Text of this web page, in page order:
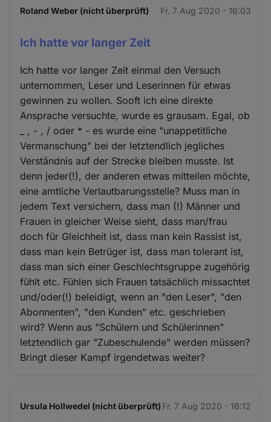
Roland Weber (nicht überprüft) Fr. 7 Aug 2020 - 16:03
Ich hatte vor langer Zeit
Ich hatte vor langer Zeit einmal den Versuch
unternommen, Leser und Leserinnen für etwas
gewinnen zu wollen. Sooft ich eine direkte
Ansprache versuchte, wurde es grausam. Egal, ob
_ , - , / oder * - es wurde eine "unappetitliche
Vermanschung" bei der letztendlich jegliches
Verständnis auf der Strecke bleiben musste. Ist
denn jeder(!), der anderen etwas mitteilen möchte,
eine amtliche Verlautbarungsstelle? Muss man in
jedem Text versichern, dass man (!) Männer und
Frauen in gleicher Weise sieht, dass man/frau
doch für Gleichheit ist, dass man kein Rassist ist,
dass man kein Betrüger ist, dass man tolerant ist,
dass man sich einer Geschlechtsgruppe zugehörig
fühlt etc. Fühlen sich Frauen tatsächlich missachtet
und/oder(!) beleidigt, wenn an "den Leser", "den
Abonnenten", "den Kunden" etc. geschrieben
wird? Wenn aus "Schülern und Schülerinnen"
letztendlich gar "Zubeschulende" werden müssen?
Bringt dieser Kampf irgendetwas weiter?
Ursula Hollwedel (nicht überprüft) Fr. 7 Aug 2020 - 16:12